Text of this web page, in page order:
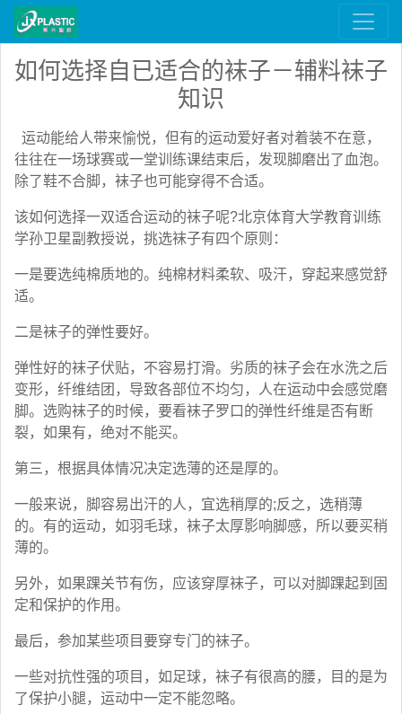
如何选择自已适合的袜子－辅料袜子
知识
运动能给人带来愉悦，但有的运动爱好者对着装不在意，
往往在一场球赛或一堂训练课结束后，发现脚磨出了血泡。
除了鞋不合脚，袜子也可能穿得不合适。
该如何选择一双适合运动的袜子呢?北京体育大学教育训练
学孙卫星副教授说，挑选袜子有四个原则：
一是要选纯棉质地的。纯棉材料柔软、吸汗，穿起来感觉舒
适。
二是袜子的弹性要好。
弹性好的袜子伏贴，不容易打滑。劣质的袜子会在水洗之后
变形，纤维结团，导致各部位不均匀，人在运动中会感觉磨
脚。选购袜子的时候，要看袜子罗口的弹性纤维是否有断
裂，如果有，绝对不能买。
第三，根据具体情况决定选薄的还是厚的。
一般来说，脚容易出汗的人，宜选稍厚的;反之，选稍薄
的。有的运动，如羽毛球，袜子太厚影响脚感，所以要买稍
薄的。
另外，如果踝关节有伤，应该穿厚袜子，可以对脚踝起到固
定和保护的作用。
最后，参加某些项目要穿专门的袜子。
一些对抗性强的项目，如足球，袜子有很高的腰，目的是为
了保护小腿，运动中一定不能忽略。